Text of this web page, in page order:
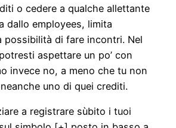
o cedere a qualche allettante
dallo employees, limita
possibilità di fare incontri. Nel
aspettare un po’ con
invece no, a meno che tu non
uno di quei crediti.
a registrare sùbito i tuoi